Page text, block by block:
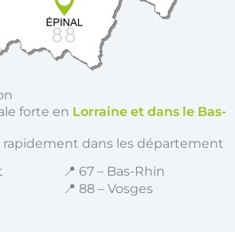
forte en Lorraine et dans le Bas-
rapidement dans les département
📍 67 – Bas-Rhin
📍 88 – Vosges